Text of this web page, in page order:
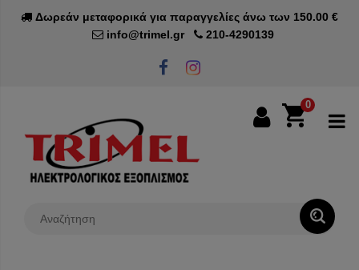
Δωρεάν μεταφορικά για παραγγελίες άνω των 150.00 €
info@trimel.gr
210-4290139
0